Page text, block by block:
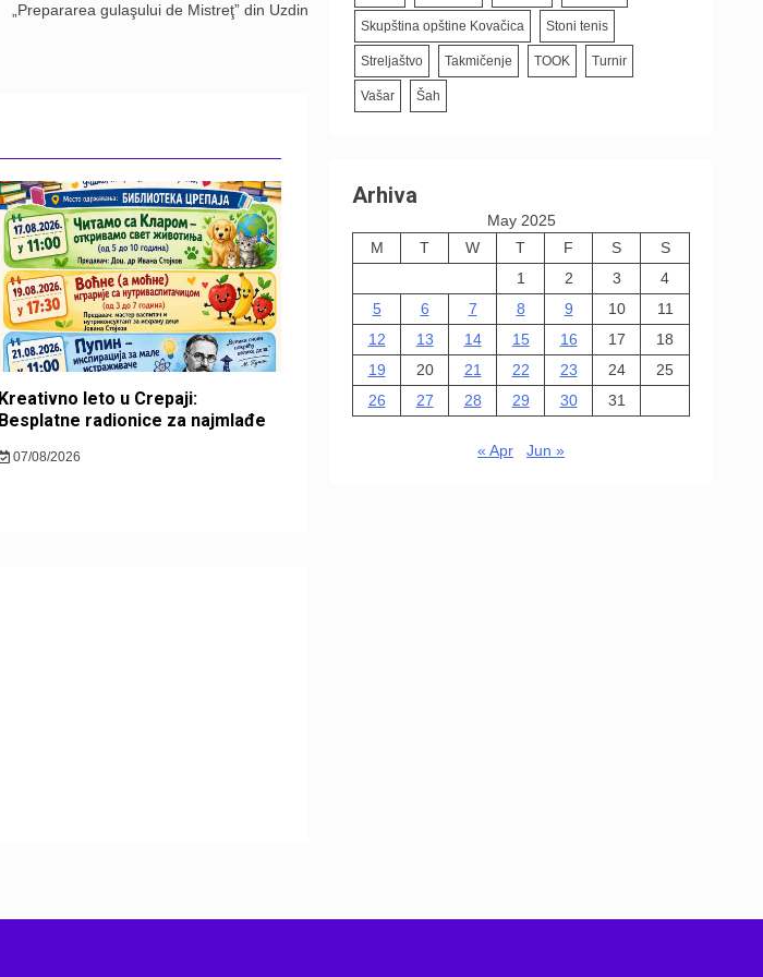
„Prepararea gulaşului de Mistreţ” din Uzdin
Kreativno leto u Crepaji:
Besplatne radionice za najmlađe
07/08/2026
Skupština opštine Kovačica Stoni tenis
Streljaštvo Takmičenje TOOK Turnir
Vašar Šah
Arhiva
May 2025
M
T W T F S
S
1
2 3
4
5
6 7 8 9 10
11
12
13 14 15 16 17
18
19
20 21 22 23 24
25
26
27 28 29 30 31
« Apr Jun »